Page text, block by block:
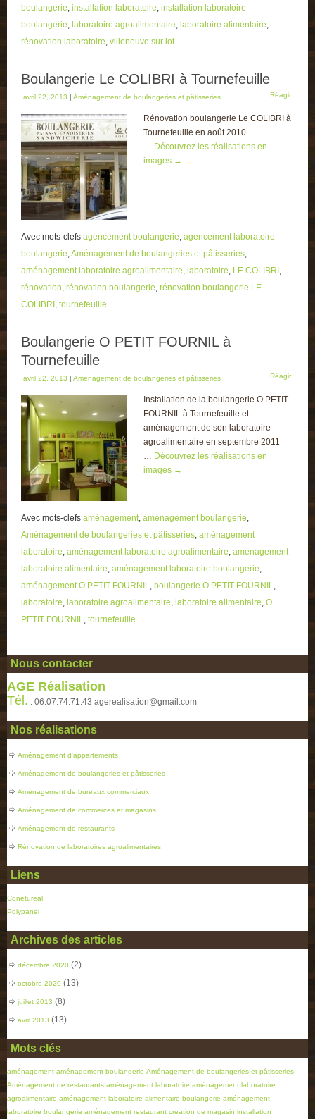
boulangerie, installation laboratoire, installation laboratoire
boulangerie, laboratoire agroalimentaire, laboratoire alimentaire,
rénovation laboratoire, villeneuve sur lot
Boulangerie Le COLIBRI à Tournefeuille
avril 22, 2013 | Aménagement de boulangeries et pâtisseries Réagir
Rénovation boulangerie Le COLIBRI à
Tournefeuille en août 2010
… Découvrez les réalisations en
images →
Avec mots-clefs agencement boulangerie, agencement laboratoire
boulangerie,Aménagement de boulangeries et pâtisseries,
aménagement laboratoire agroalimentaire, laboratoire, LE COLIBRI ,
rénovation, rénovation boulangerie, rénovation boulangerie LE
COLIBRI , tournefeuille
Boulangerie O PETIT FOURNIL à
Tournefeuille
avril 22, 2013 | Aménagement de boulangeries et pâtisseries Réagir
Installation de la boulangerie O PETIT
FOURNIL à Tournefeuille et
aménagement de son laboratoire
agroalimentaire en septembre 2011
… Découvrez les réalisations en
images →
Avec mots-clefs aménagement, aménagement boulangerie,
Aménagement de boulangeries et pâtisseries, aménagement
laboratoire, aménagement laboratoire agroalimentaire, aménagement
laboratoire alimentaire, aménagement laboratoire boulangerie,
aménagement O PETIT FOURNIL, boulangerie O PETIT FOURNIL,
laboratoire, laboratoire agroalimentaire, laboratoire alimentaire, O
PETIT FOURNIL, tournefeuille
Nous contacter
AGE Réalisation
Tél. : 06.07.74.71.43 agerealisation@gmail.com
Nos réalisations
Aménagement d'appartements
Aménagement de boulangeries et pâtisseries
Aménagement de bureaux commerciaux
Aménagement de commerces et magasins
Aménagement de restaurants
Rénovation de laboratoires agroalimentaires
Liens
Conetureal
Polypanel
Archives des articles
décembre 2020 (2)
octobre 2020 (13)
juillet 2013 (8)
avril 2013 (13)
Mots clés
aménagement aménagement boulangerie Aménagement de boulangeries et pâtisseries
Aménagement de restaurants aménagement laboratoire aménagement laboratoire
agroalimentaire aménagement laboratoire alimentaire boulangerie aménagement
laboratoire boulangerie aménagement restaurant creation de magasin installation